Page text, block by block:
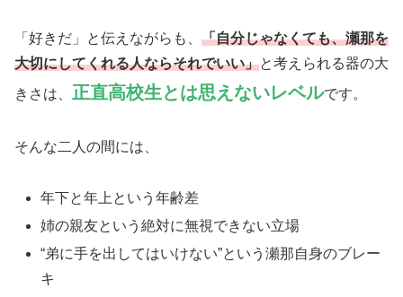
「好きだ」と伝えながらも、 「自分じゃなくても、瀬那を
大切にしてくれる人ならそれでいい」と考えられる器の大
きさは、 正直高校生とは思えないレベルです。
そんな二人の間には、
年下と年上という年齢差
姉の親友という絶対に無視できない立場
“弟に手を出してはいけない”という瀬那自身のブレー
キ